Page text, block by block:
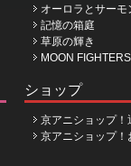
オーロラとサーモ
記憶の箱庭
草原の輝き
MOON
ショップ
京アニショップ！
京アニショップ！